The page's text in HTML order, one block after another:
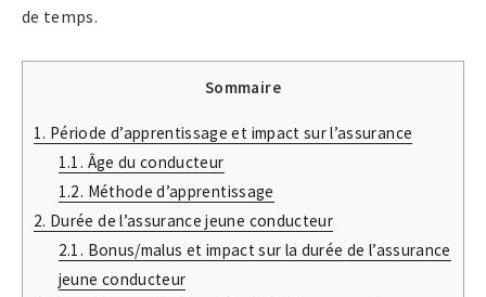
de temps.
Sommaire
1. Période d’apprentissage et impact sur l’assurance
1.1. Âge du conducteur
1.2. Méthode d’apprentissage
2. Durée de l’assurance jeune conducteur
2.1. Bonus/malus et impact sur la durée de l’assurance
jeune conducteur